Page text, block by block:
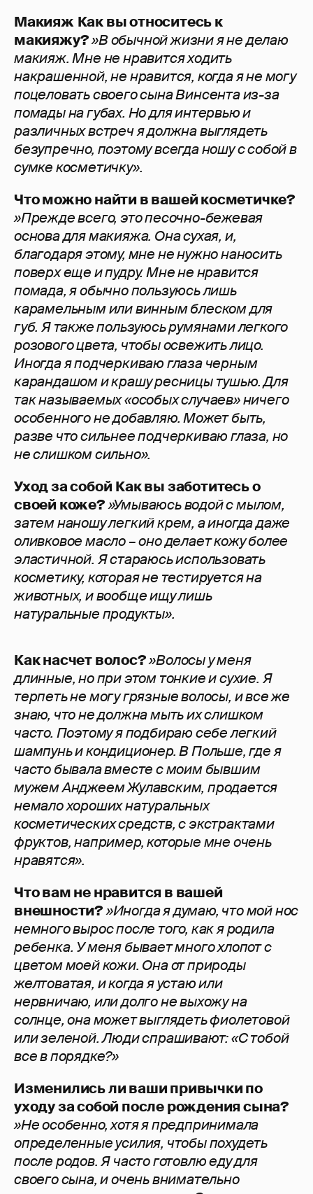
Макияж Как вы относитесь к
макияжу?»В обычной жизни я не делаю
макияж. Мне не нравится ходить
накрашенной, не нравится, когда я не могу
поцеловать своего сына Винсента из-за
помады на губах. Но для интервью и
различных встреч я должна выглядеть
безупречно, поэтому всегда ношу с собой в
сумке косметичку».
Что можно найти в вашей косметичке?
»Прежде всего, это песочно-бежевая
основа для макияжа. Она сухая, и,
благодаря этому, мне не нужно наносить
поверх еще и пудру. Мне не нравится
помада, я обычно пользуюсь лишь
карамельным или винным блеском для
губ. Я также пользуюсь румянами легкого
розового цвета, чтобы освежить лицо.
Иногда я подчеркиваю глаза черным
карандашом и крашу ресницы тушью. Для
так называемых «особых случаев» ничего
особенного не добавляю. Может быть,
разве что сильнее подчеркиваю глаза, но
не слишком сильно».
Уход за собой Как вы заботитесь о
своей коже?»Умываюсь водой с мылом,
затем наношу легкий крем, а иногда даже
оливковое масло – оно делает кожу более
эластичной. Я стараюсь использовать
косметику, которая не тестируется на
животных, и вообще ищу лишь
натуральные продукты».
Как насчет волос?»Волосы у меня
длинные, но при этом тонкие и сухие. Я
терпеть не могу грязные волосы, и все же
знаю, что не должна мыть их слишком
часто. Поэтому я подбираю себе легкий
шампунь и кондиционер. В Польше, где я
часто бывала вместе с моим бывшим
мужем Анджеем Жулавским, продается
немало хороших натуральных
косметических средств, с экстрактами
фруктов, например, которые мне очень
нравятся».
Что вам не нравится в вашей
внешности?»Иногда я думаю, что мой нос
немного вырос после того, как я родила
ребенка. У меня бывает много хлопот с
цветом моей кожи. Она от природы
желтоватая, и когда я устаю или
нервничаю, или долго не выхожу на
солнце, она может выглядеть фиолетовой
или зеленой. Люди спрашивают: «С тобой
все в порядке?»
Изменились ли ваши привычки по
уходу за собой после рождения сына?
»Не особенно, хотя я предпринимала
определенные усилия, чтобы похудеть
после родов. Я часто готовлю еду для
своего сына, и очень внимательно